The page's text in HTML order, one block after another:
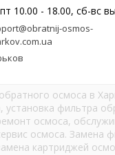
10.00 - 18.00, сб-вс
osmos-
осмоса в
установка фильтра
осмоса,
осмоса. Замена
картриджей